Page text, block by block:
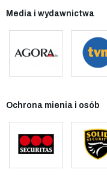
Media i wydawnictwa
Ochrona mienia i osób